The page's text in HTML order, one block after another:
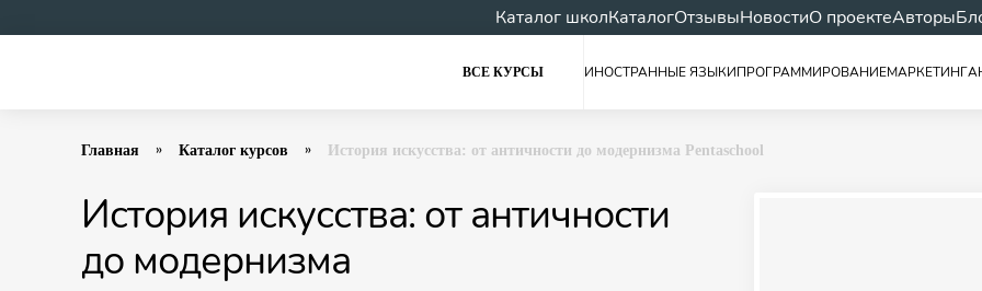
Каталог школКаталогОтзывыНовостиО проектеАвторы
ВСЕ КУРСЫ ИНОСТРАННЫЕ ЯЗЫКИПРОГРАММИРОВАНИЕМАРКЕТИНГ
Главная Каталог курсов История искусства: от античности до модернизма Pentaschool
История искусства: от античности
до модернизма